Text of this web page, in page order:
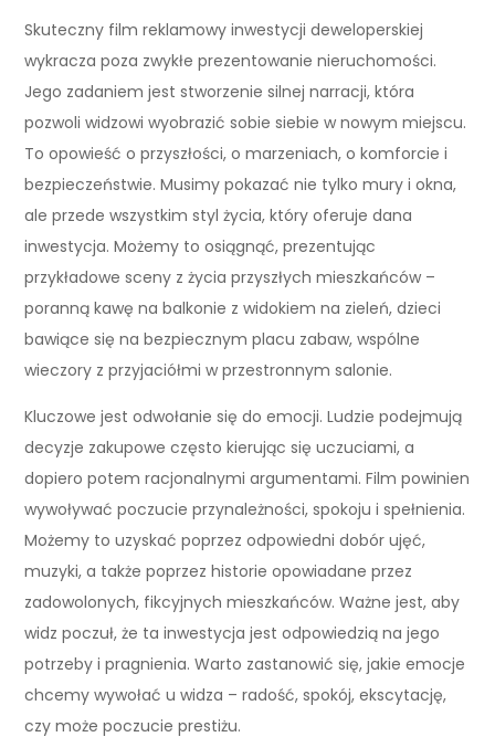
Skuteczny film reklamowy inwestycji deweloperskiej
wykracza poza zwykłe prezentowanie nieruchomości.
Jego zadaniem jest stworzenie silnej narracji, która
pozwoli widzowi wyobrazić sobie siebie w nowym miejscu.
To opowieść o przyszłości, o marzeniach, o komforcie i
bezpieczeństwie. Musimy pokazać nie tylko mury i okna,
ale przede wszystkim styl życia, który oferuje dana
inwestycja. Możemy to osiągnąć, prezentując
przykładowe sceny z życia przyszłych mieszkańców –
poranną kawę na balkonie z widokiem na zieleń, dzieci
bawiące się na bezpiecznym placu zabaw, wspólne
wieczory z przyjaciółmi w przestronnym salonie.
Kluczowe jest odwołanie się do emocji. Ludzie podejmują
decyzje zakupowe często kierując się uczuciami, a
dopiero potem racjonalnymi argumentami. Film powinien
wywoływać poczucie przynależności, spokoju i spełnienia.
Możemy to uzyskać poprzez odpowiedni dobór ujęć,
muzyki, a także poprzez historie opowiadane przez
zadowolonych, fikcyjnych mieszkańców. Ważne jest, aby
widz poczuł, że ta inwestycja jest odpowiedzią na jego
potrzeby i pragnienia. Warto zastanowić się, jakie emocje
chcemy wywołać u widza – radość, spokój, ekscytację,
czy może poczucie prestiżu.